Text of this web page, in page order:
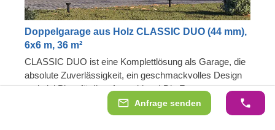
Anfrage senden
Doppelgarage aus Holz CLASSIC DUO (44 mm),
6x6 m, 36 m²
CLASSIC DUO ist eine Komplettlösung als Garage, die
absolute Zuverlässigkeit, ein geschmackvolles Design
und viel Platz für Ihre Autos bietet! Die Fenster sorgen
dafür, dass die Garage hell und gemütlich ist, und die
robuste Konstruktion schützt Ihre Autos so gut wie nur
Hergestellt aus langsam gewachsenem